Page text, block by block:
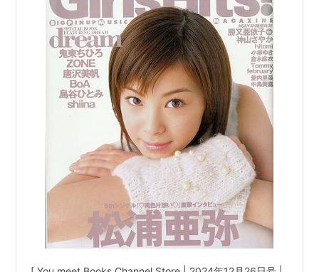
うさぎ、ドライブ、空気の入れ替えをした部屋
右手の薬指に指輪をはめた感触、季節の変わり目
ファンタジック映画、乙一、Sheryl Crow
Michelle Branch、Lisa Loeb、NATALIE
IMBRUGLIA
矢沢永吉
嫌いなもの：
ほこり、カビ、雷、地震、怒鳴り声、
エンジン音の大きい乗り物がすぐ間近を通過する
THYME OFFICIAL SITE(PC)
『THYME(タイム)オフィシャルウェブサイト』